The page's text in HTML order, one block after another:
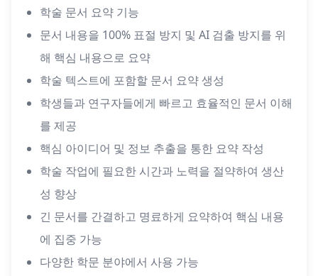
학술 문서 요약 기능
문서 내용을 100% 표절 방지 및 AI 검출 방지를 위
해 핵심 내용으로 요약
학술 텍스트에 포함할 문서 요약 생성
학생들과 연구자들에게 빠르고 효율적인 문서 이해
를 제공
핵심 아이디어 및 정보 추출을 통한 요약 작성
학술 작업에 필요한 시간과 노력을 절약하여 생산
성 향상
긴 문서를 간결하고 명료하게 요약하여 핵심 내용
에 집중 가능
다양한 학문 분야에서 사용 가능